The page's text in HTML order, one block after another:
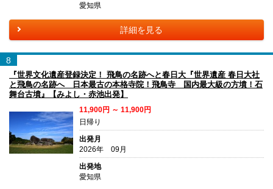
愛知県
詳細を見る
8
『世界文化遺産登録決定！ 飛鳥の名跡へと春日大『世界遺産 春日大社
と飛鳥の名跡へ 日本最古の本格寺院！飛鳥寺 国内最大級の方墳！石
舞台古墳』【みよし・赤池出発】
11,900円 ～ 11,900円
日帰り
出発月
2026年 09月
出発地
愛知県